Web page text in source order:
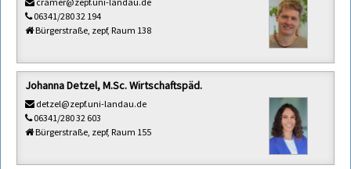
06341/280 32 194
Bürgerstraße, zepf, Raum 138
Johanna Detzel, M.Sc. Wirtschaftspäd.
detzel@zepf.uni-landau.de
06341/280 32 603
Bürgerstraße, zepf, Raum 155